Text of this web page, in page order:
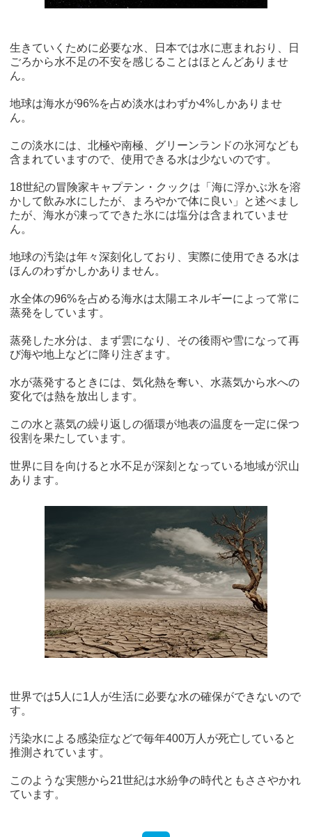
生きていくために必要な水、日本では水に恵まれおり、日
ごろから水不足の不安を感じることはほとんどありませ
ん。
地球は海水が96%を占め淡水はわずか4%しかありませ
ん。
この淡水には、北極や南極、グリーンランドの氷河なども
含まれていますので、使用できる水は少ないのです。
18世紀の冒険家キャプテン・クックは「海に浮かぶ氷を溶
かして飲み水にしたが、まろやかで体に良い」と述べまし
たが、海水が凍ってできた氷には塩分は含まれていませ
ん。
地球の汚染は年々深刻化しており、実際に使用できる水は
ほんのわずかしかありません。
水全体の96%を占める海水は太陽エネルギーによって常に
蒸発をしています。
蒸発した水分は、まず雲になり、その後雨や雪になって再
び海や地上などに降り注ぎます。
水が蒸発するときには、気化熱を奪い、水蒸気から水への
変化では熱を放出します。
この水と蒸気の繰り返しの循環が地表の温度を一定に保つ
役割を果たしています。
世界に目を向けると水不足が深刻となっている地域が沢山
あります。
世界では5人に1人が生活に必要な水の確保ができないので
す。
汚染水による感染症などで毎年400万人が死亡していると
推測されています。
このような実態から21世紀は水紛争の時代ともささやかれ
ています。